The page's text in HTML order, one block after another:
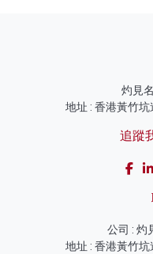
灼見
地址 : 香港黃竹
追蹤
公司 : 灼
地址 : 香港黃竹